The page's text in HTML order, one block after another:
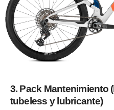
3. Pack Mantenimiento
tubeless y lubricante)